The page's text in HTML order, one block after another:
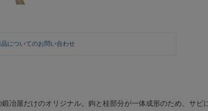
品についてのお問い合わせ
冶屋だけのオリジナル。鉤と桂部分が一体成形のため、サビ